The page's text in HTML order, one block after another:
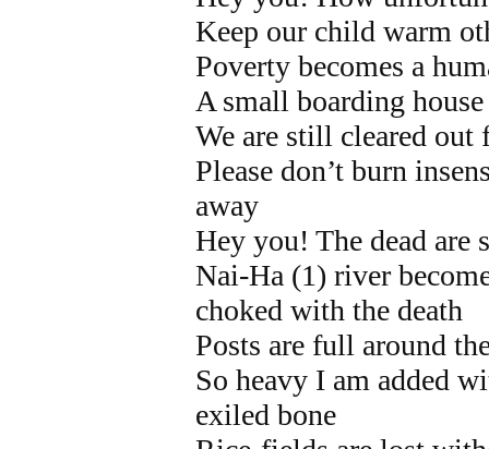
Keep our child warm
Poverty becomes a
A small boarding
We are still cleared out
Please don’t burn
away
Hey you! The dead are
Nai-Ha (1) river
choked with the death
Posts are full around
So heavy I am added
exiled bone